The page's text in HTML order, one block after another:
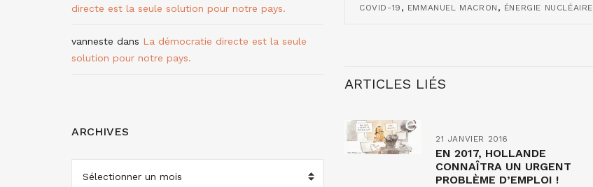
COVID-19 , EMMANUEL MACRON , ÉNERGIE NUCLÉAIRE
ARTICLES LIÉS
21 JANVIER 2016
EN 2017, HOLLANDE
CONNAÎTRA UN URGENT
PROBLÈME D’EMPLOI !
directe est la seule solution pour notre pays.
vanneste dans La démocratie directe est la seule
solution pour notre pays.
ARCHIVES
ARCHIVES